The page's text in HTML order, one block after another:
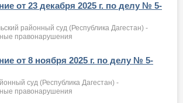
от 23 декабря 2025 г. по делу № 5-
районный суд (Республика Дагестан) -
правонарушения
от 8 ноября 2025 г. по делу № 5-
суд (Республика Дагестан) -
правонарушения